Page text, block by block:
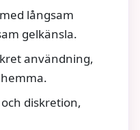
långsam
gelkänsla.
användning,
diskretion,